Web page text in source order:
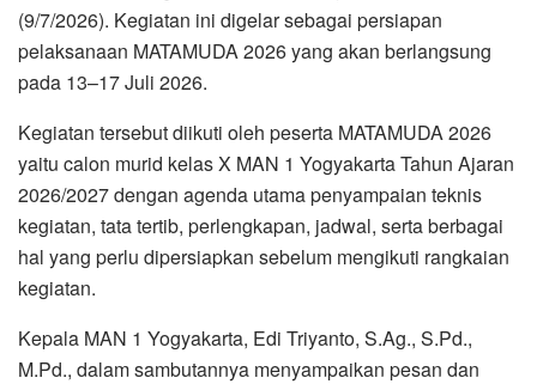
(9/7/2026). Kegiatan ini digelar sebagai persiapan
pelaksanaan MATAMUDA 2026 yang akan berlangsung
pada 13–17 Juli 2026.
Kegiatan tersebut diikuti oleh peserta MATAMUDA 2026
yaitu calon murid kelas X MAN 1 Yogyakarta Tahun Ajaran
2026/2027 dengan agenda utama penyampaian teknis
kegiatan, tata tertib, perlengkapan, jadwal, serta berbagai
hal yang perlu dipersiapkan sebelum mengikuti rangkaian
kegiatan.
Kepala MAN 1 Yogyakarta, Edi Triyanto, S.Ag., S.Pd.,
M.Pd., dalam sambutannya menyampaikan pesan dan